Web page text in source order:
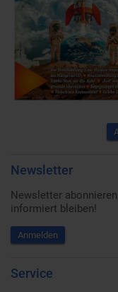
Newsletter
Newsletter
informiert bleiben!
Anmelden
Service